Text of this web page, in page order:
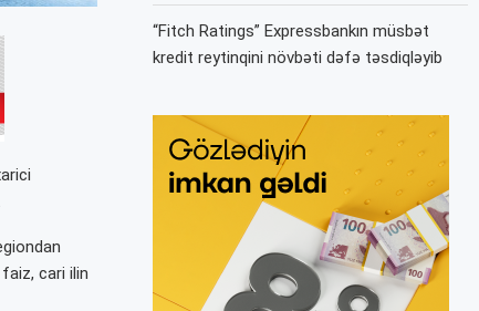
cari ilin
“Fitch Ratings” Expressbankın müsbət
kredit reytinqini növbəti dəfə təsdiqləyib